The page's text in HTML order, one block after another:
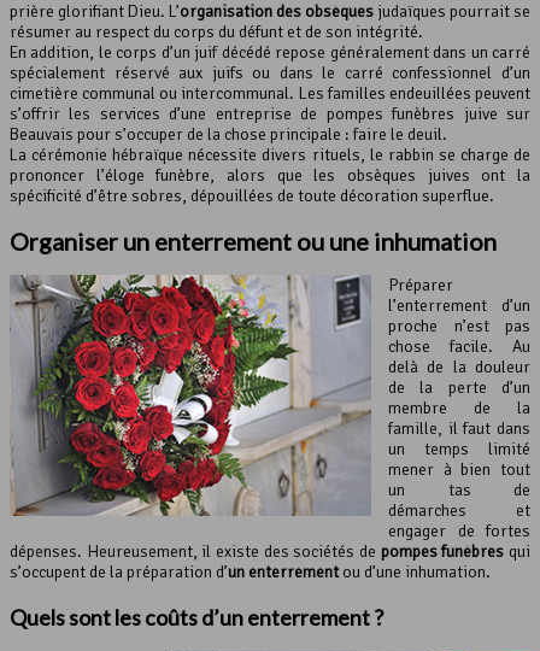
prière glorifiant Dieu. L’organisation des obsèques judaïques pourrait se
résumer au respect du corps du défunt et de son intégrité.
En addition, le corps d’un juif décédé repose généralement dans un carré
spécialement réservé aux juifs ou dans le carré confessionnel d’un
cimetière communal ou intercommunal. Les familles endeuillées peuvent
s’offrir les services d’une entreprise de pompes funèbres juive sur
Beauvais pour s’occuper de la chose principale : faire le deuil.
La cérémonie hébraïque nécessite divers rituels, le rabbin se charge de
prononcer l’éloge funèbre, alors que les obsèques juives ont la
spécificité d’être sobres, dépouillées de toute décoration superflue.
Organiser un enterrement ou une inhumation
Préparer
l’enterrement d’un
proche n’est pas
chose facile. Au
delà de la douleur
de la perte d’un
membre de la
famille, il faut dans
un temps limité
mener à bien tout
un tas de
démarches et
engager de fortes
dépenses. Heureusement, il existe des sociétés de pompes funèbres qui
s’occupent de la préparation d’un enterrementou d’une inhumation.
Quels sont les coûts d’un enterrement ?